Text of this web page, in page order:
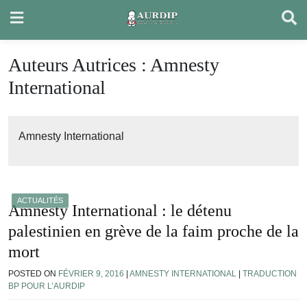
content
Auteurs Autrices : Amnesty
International
Amnesty International
ACTUALITÉS
Amnesty International : le détenu
palestinien en grève de la faim proche de la
mort
POSTED ON FÉVRIER 9, 2016 AMNESTY INTERNATIONAL
TRADUCTION
BP POUR L’AURDIP